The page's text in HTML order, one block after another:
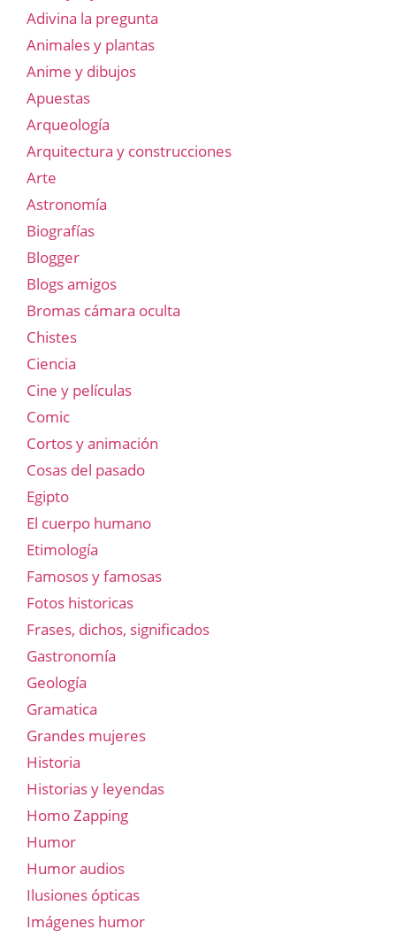
Adivina la pregunta
Animales y plantas
Anime y dibujos
Apuestas
Arqueología
Arquitectura y construcciones
Arte
Astronomía
Biografías
Blogger
Blogs amigos
Bromas cámara oculta
Chistes
Ciencia
Cine y películas
Comic
Cortos y animación
Cosas del pasado
Egipto
El cuerpo humano
Etimología
Famosos y famosas
Fotos historicas
Frases, dichos, significados
Gastronomía
Geología
Gramatica
Grandes mujeres
Historia
Historias y leyendas
Homo Zapping
Humor
Humor audios
Ilusiones ópticas
Imágenes humor